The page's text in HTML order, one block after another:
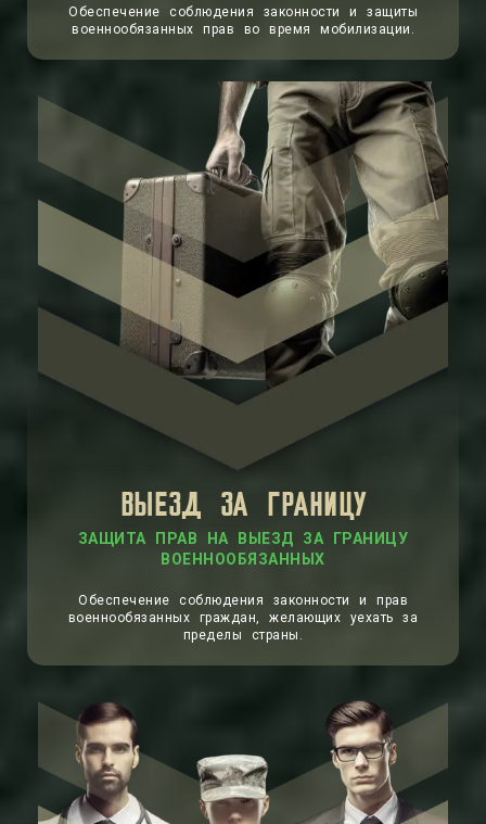
Обеспечение соблюдения законности и защиты
военнообязанных прав во время мобилизации.
ВЫЕЗД ЗА ГРАНИЦУ
ЗАЩИТА ПРАВ НА ВЫЕЗД ЗА ГРАНИЦУ
ВОЕННООБЯЗАННЫХ
Обеспечение соблюдения законности и прав
военнообязанных граждан, желающих уехать за
пределы страны.